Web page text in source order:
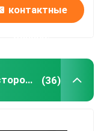
контактные
двойная, который встали на сторону лента пены (36)